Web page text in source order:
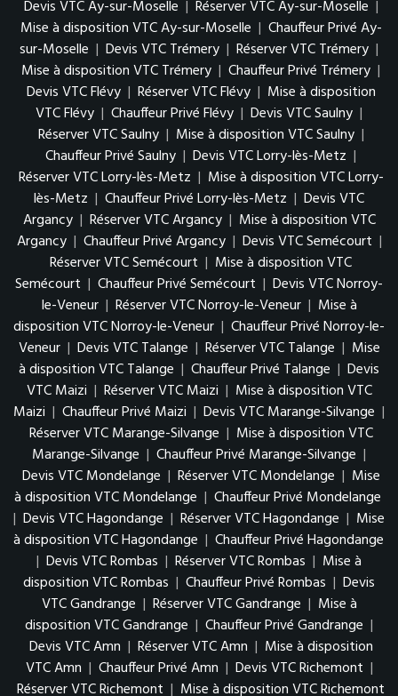
Devis VTC Ay-sur-Moselle | Réserver VTC Ay-sur-Moselle |
Mise à disposition VTC Ay-sur-Moselle | Chauffeur Privé Ay-
sur-Moselle | Devis VTC Trémery | Réserver VTC Trémery |
Mise à disposition VTC Trémery | Chauffeur Privé Trémery |
Devis VTC Flévy | Réserver VTC Flévy | Mise à disposition
VTC Flévy | Chauffeur Privé Flévy | Devis VTC Saulny |
Réserver VTC Saulny | Mise à disposition VTC Saulny |
Chauffeur Privé Saulny | Devis VTC Lorry-lès-Metz |
Réserver VTC Lorry-lès-Metz | Mise à disposition VTC Lorry-
lès-Metz | Chauffeur Privé Lorry-lès-Metz | Devis VTC
Argancy | Réserver VTC Argancy | Mise à disposition VTC
Argancy | Chauffeur Privé Argancy | Devis VTC Semécourt |
Réserver VTC Semécourt | Mise à disposition VTC
Semécourt | Chauffeur Privé Semécourt | Devis VTC Norroy-
le-Veneur | Réserver VTC Norroy-le-Veneur | Mise à
disposition VTC Norroy-le-Veneur | Chauffeur Privé Norroy-le-
Veneur | Devis VTC Talange | Réserver VTC Talange | Mise
à disposition VTC Talange | Chauffeur Privé Talange | Devis
VTC Maizi | Réserver VTC Maizi | Mise à disposition VTC
Maizi | Chauffeur Privé Maizi | Devis VTC Marange-Silvange |
Réserver VTC Marange-Silvange | Mise à disposition VTC
Marange-Silvange | Chauffeur Privé Marange-Silvange |
Devis VTC Mondelange | Réserver VTC Mondelange | Mise
à disposition VTC Mondelange | Chauffeur Privé Mondelange
| Devis VTC Hagondange | Réserver VTC Hagondange | Mise
à disposition VTC Hagondange | Chauffeur Privé Hagondange
| Devis VTC Rombas | Réserver VTC Rombas | Mise à
disposition VTC Rombas | Chauffeur Privé Rombas | Devis
VTC Gandrange | Réserver VTC Gandrange | Mise à
disposition VTC Gandrange | Chauffeur Privé Gandrange |
Devis VTC Amn | Réserver VTC Amn | Mise à disposition
VTC Amn | Chauffeur Privé Amn | Devis VTC Richemont |
Réserver VTC Richemont | Mise à disposition VTC Richemont